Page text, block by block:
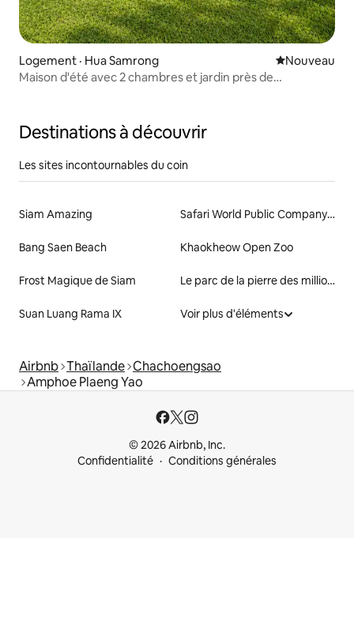
Logement · Hua Samrong Nouvel
Nouveau
Maison d'été avec 2 chambres et jardin près de
Destinations à découvrir
Les sites incontournables du coin
Siam Amazing Safari World Public Company Limited
Bang Saen Beach Khaokheow Open Zoo
Frost Magique de Siam Le parc de la pierre des millions d'années et la ferme de crocodiles
Suan Luang Rama IX Voir plus d'éléments
Airbnb Thaïlande Chachoengsao
Amphoe Plaeng Yao
© 2026 Airbnb, Inc.
Confidentialité
Conditions générales